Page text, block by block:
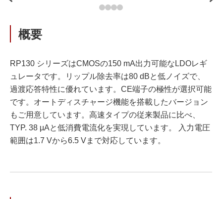
概要
RP130 シリーズはCMOSの150 mA出力可能なLDOレギ
ュレータです。リップル除去率は80 dBと低ノイズで、
過渡応答特性に優れています。CE端子の極性が選択可能
です。オートディスチャージ機能を搭載したバージョン
もご用意しています。高速タイプの従来製品に比べ、
TYP. 38 µAと低消費電流化を実現しています。 入力電圧
範囲は1.7 Vから6.5 Vまで対応しています。